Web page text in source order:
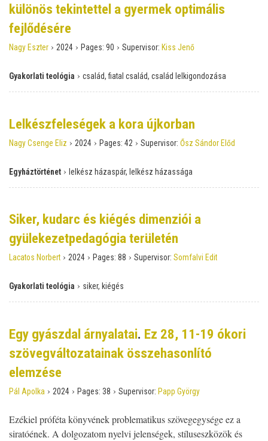
különös tekintettel a gyermek optimális
fejlődésére
Nagy Eszter › 2024 › Pages: 90 › Supervisor: Kiss Jenő
Gyakorlati teológia › család, fiatal család, család lelkigondozása
Lelkészfeleségek a kora újkorban
Nagy Csenge Eliz › 2024 › Pages: 42 › Supervisor: Ősz Sándor Előd
Egyháztörténet › lelkész házaspár, lelkész házassága
Siker, kudarc és kiégés dimenziói a
gyülekezetpedagógia területén
Lacatos Norbert › 2024 › Pages: 88 › Supervisor: Somfalvi Edit
Gyakorlati teológia › siker, kiégés
Egy gyászdal árnyalatai. Ez 28, 11-19 ókori
szövegváltozatainak összehasonlító
elemzése
Pál Apolka › 2024 › Pages: 38 › Supervisor: Papp György
Ezékiel próféta könyvének problematikus szövegegysége ez a
siratóének. A dolgozatom nyelvi jelenségek, stíluseszközök és